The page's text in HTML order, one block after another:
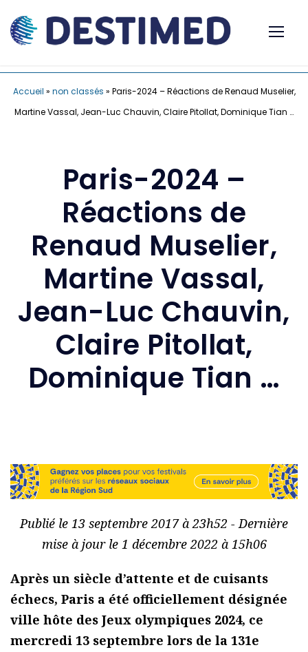
Accueil » non classés » Paris-2024 – Réactions de Renaud Muselier,
Martine Vassal, Jean-Luc Chauvin, Claire Pitollat, Dominique Tian …
Paris-2024 –
Réactions de
Renaud Muselier,
Martine Vassal,
Jean-Luc Chauvin,
Claire Pitollat,
Dominique Tian …
Publié le 13 septembre 2017 à 23h52 - Dernière
mise à jour le 1 décembre 2022 à 15h06
Après un siècle d’attente et de cuisants
échecs, Paris a été officiellement désignée
ville hôte des Jeux olympiques 2024, ce
mercredi 13 septembre lors de la 131e